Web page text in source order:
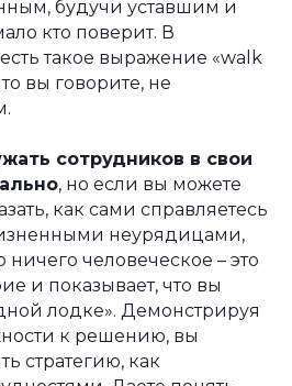
будучи уставшим и
кто поверит. В
такое выражение «walk
вы говорите, не
сотрудников в свои
, но если вы можете
как сами справляетесь
неурядицами,
человеческое – это
и показывает, что вы
лодке». Демонстрируя
к решению, вы
стратегию, как